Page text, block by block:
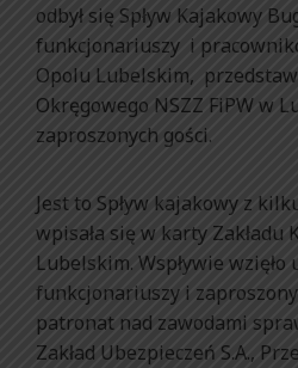
odbył się Spływ Kajakowy
funkcjonariuszy i
Opolu Lubelskim,
Okręgowego NSZZ FiPW w
zaproszonych gości.
Jest to Spływ kajakowy z
wpisała się w karty Zakładu
Lubelskim. Wspływie wzięło
funkcjonariuszy i
patronat nad zawodami
Zakład Ubezpieczeń S.A.,